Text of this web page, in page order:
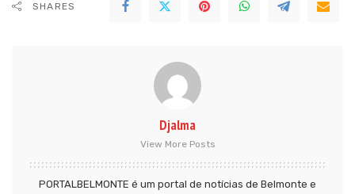
SHARES
Djalma
View More Posts
PORTALBELMONTE é um portal de notícias de Belmonte e